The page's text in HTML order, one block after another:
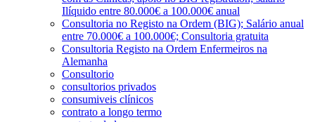
Ilíquido entre 80.000€ a 100.000€ anual
Consultoria no Registo na Ordem (BIG); Salário anual
entre 70.000€ a 100.000€; Consultoria gratuita
Consultoria Registo na Ordem Enfermeiros na
Alemanha
Consultorio
consultorios privados
consumiveis clínicos
contrato a longo termo